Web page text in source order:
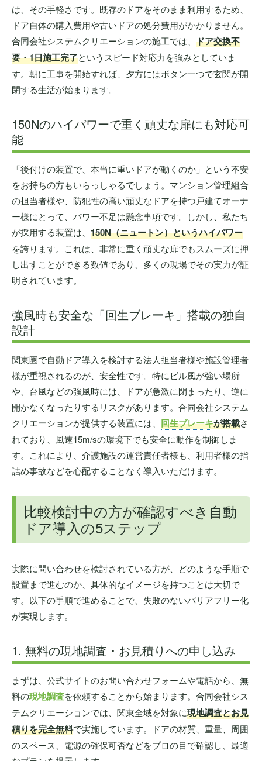
は、その手軽さです。既存のドアをそのまま利用するため、
ドア自体の購入費用や古いドアの処分費用がかかりません。
合同会社システムクリエーションの施工では、 ドア交換不
要・1日施工完了というスピード対応力を強みとしていま
す。朝に工事を開始すれば、夕方にはボタン一つで玄関が開
閉する生活が始まります。
150Nのハイパワーで重く頑丈な扉にも対応可
能
「後付けの装置で、本当に重いドアが動くのか」という不安
をお持ちの方もいらっしゃるでしょう。マンション管理組合
の担当者様や、防犯性の高い頑丈なドアを持つ戸建てオーナ
ー様にとって、パワー不足は懸念事項です。しかし、私たち
が採用する装置は、 150N（ニュートン）というハイパワー
を誇ります。これは、非常に重く頑丈な扉でもスムーズに押
し出すことができる数値であり、多くの現場でその実力が証
明されています。
強風時も安全な「回生ブレーキ」搭載の独自
設計
関東圏で自動ドア導入を検討する法人担当者様や施設管理者
様が重視されるのが、安全性です。特にビル風が強い場所
や、台風などの強風時には、ドアが急激に閉まったり、逆に
開かなくなったりするリスクがあります。合同会社システム
クリエーションが提供する装置には、 回生ブレーキが搭載さ
れており、風速15m/sの環境下でも安全に動作を制御しま
す。これにより、介護施設の運営責任者様も、利用者様の指
詰め事故などを心配することなく導入いただけます。
比較検討中の方が確認すべき自動
ドア導入の5ステップ
実際に問い合わせを検討されている方が、どのような手順で
設置まで進むのか、具体的なイメージを持つことは大切で
す。以下の手順で進めることで、失敗のないバリアフリー化
が実現します。
1. 無料の現地調査・お見積りへの申し込み
まずは、公式サイトのお問い合わせフォームや電話から、無
料の現地調査を依頼することから始まります。合同会社シス
テムクリエーションでは、関東全域を対象に現地調査とお見
積りを完全無料で実施しています。ドアの材質、重量、周囲
のスペース、電源の確保可否などをプロの目で確認し、最適